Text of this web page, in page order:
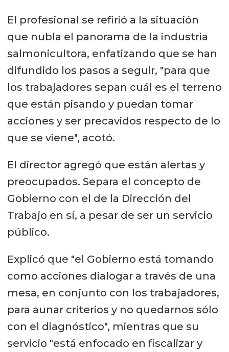
El profesional se refirió a la situación
que nubla el panorama de la industria
salmonicultora, enfatizando que se han
difundido los pasos a seguir, "para que
los trabajadores sepan cuál es el terreno
que están pisando y puedan tomar
acciones y ser precavidos respecto de lo
que se viene", acotó.
El director agregó que están alertas y
preocupados. Separa el concepto de
Gobierno con el de la Dirección del
Trabajo en sí, a pesar de ser un servicio
público.
Explicó que "el Gobierno está tomando
como acciones dialogar a través de una
mesa, en conjunto con los trabajadores,
para aunar criterios y no quedarnos sólo
con el diagnóstico", mientras que su
servicio "está enfocado en fiscalizar y